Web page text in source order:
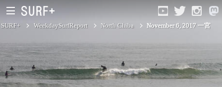
South Ibaraki
SURF+ WeekdaySurfReport North Chiba November 6, 2017 一宮